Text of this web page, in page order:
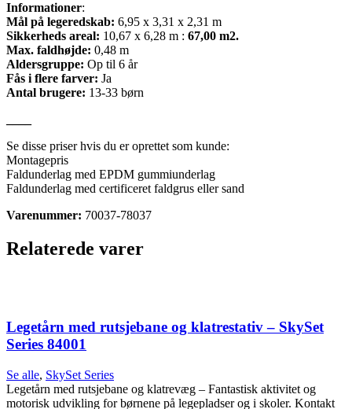
Informationer:
Mål på legeredskab: 6,95 x 3,31 x 2,31 m
Sikkerheds areal: 10,67 x 6,28 m : 67,00 m2.
Max. faldhøjde: 0,48 m
Aldersgruppe: Op til 6 år
Fås i flere farver: Ja
Antal brugere: 13-33 børn
Se disse priser hvis du er oprettet som kunde:
Montagepris
Faldunderlag med EPDM gummiunderlag
Faldunderlag med certificeret faldgrus eller sand
Varenummer: 70037-78037
Relaterede varer
Legetårn med rutsjebane og klatrestativ – SkySet
Series 84001
Se alle, SkySet Series
Legetårn med rutsjebane og klatrevæg – Fantastisk aktivitet og
motorisk udvikling for børnene på legepladser og i skoler. Kontakt